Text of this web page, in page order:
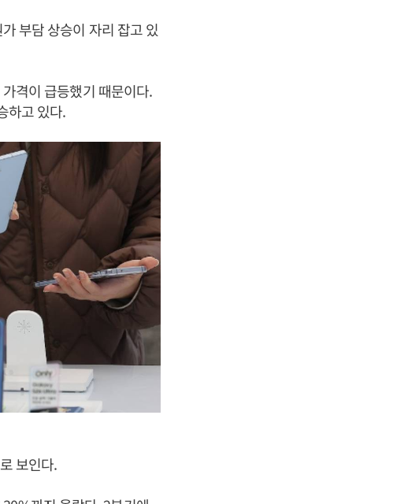
부담 상승이 자리 잡고 있
격이 급등했기 때문이다.
하고 있다.
보인다.